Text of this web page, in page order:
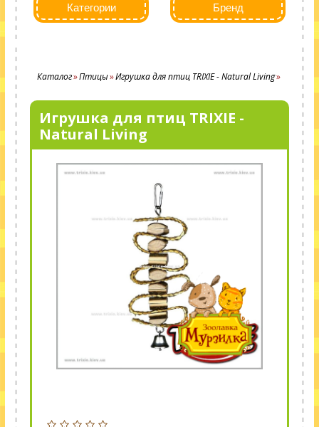
Категории Бренд
Каталог Птицы Игрушка для птиц TRIXIE - Natural Living
Игрушка для птиц TRIXIE -
Natural Living